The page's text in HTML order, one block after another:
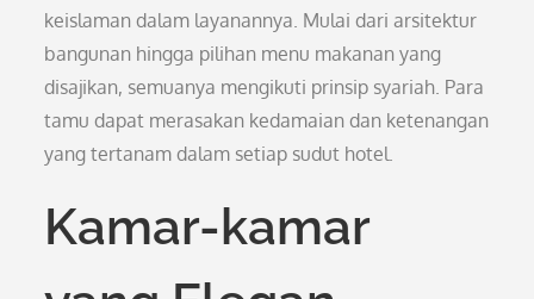
keislaman dalam layanannya. Mulai dari arsitektur
bangunan hingga pilihan menu makanan yang
disajikan, semuanya mengikuti prinsip syariah. Para
tamu dapat merasakan kedamaian dan ketenangan
yang tertanam dalam setiap sudut hotel.
Kamar-kamar